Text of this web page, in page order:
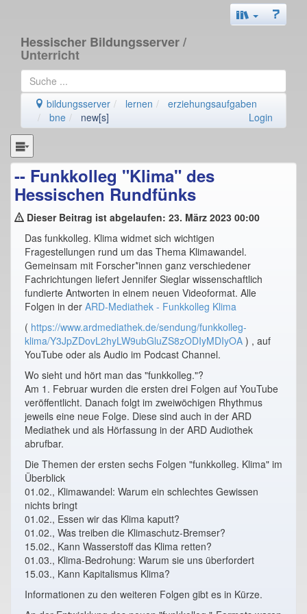
Hessischer Bildungsserver/
Unterricht
bildungsserver lernen
erziehungsaufgaben
bne
new[s] Login
-- Funkkolleg "Klima" des
Hessischen Rundfünks
Dieser Beitrag ist abgelaufen: 23. März 2023 00:00
Das funkkolleg. Klima widmet sich wichtigen
Fragestellungen rund um das Thema Klimawandel.
Gemeinsam mit Forscher*innen ganz verschiedener
Fachrichtungen liefert Jennifer Sieglar wissenschaftlich
fundierte Antworten in einem neuen Videoformat. Alle
Folgen in der ARD-Mediathek - Funkkolleg Klima
( https://www.ardmediathek.de/sendung/funkkolleg-
klima/Y3JpZDovL2hyLW9ubGluZS8zODIyMDIyOA ) , auf
YouTube oder als Audio im Podcast Channel.
Wo sieht und hört man das "funkkolleg."?
Am 1. Februar wurden die ersten drei Folgen auf YouTube
veröffentlicht. Danach folgt im zweiwöchigen Rhythmus
jeweils eine neue Folge. Diese sind auch in der ARD
Mediathek und als Hörfassung in der ARD Audiothek
abrufbar.
Die Themen der ersten sechs Folgen "funkkolleg. Klima" im
Überblick
01.02., Klimawandel: Warum ein schlechtes Gewissen
nichts bringt
01.02., Essen wir das Klima kaputt?
01.02., Was treiben die Klimaschutz-Bremser?
15.02., Kann Wasserstoff das Klima retten?
01.03., Klima-Bedrohung: Warum sie uns überfordert
15.03., Kann Kapitalismus Klima?
Informationen zu den weiteren Folgen gibt es in Kürze.